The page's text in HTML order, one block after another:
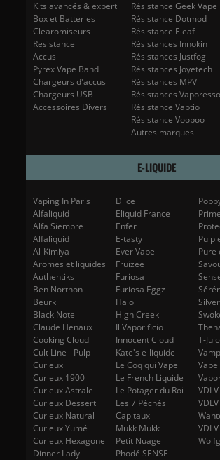
Kits avancés & expert
Box et Batteries
Clearomiseurs
Resistance
Accus
Pyrex Vape Band
Chargeurs d'accus
Chargeurs USB
Accessoires Divers
Résistance Geek Vape
Résistance Dotmod
Résistance Eleaf
Résistances Innokin
Résistances Justfog
Résistances Joyetech
Résistances MPV
Résistances Vaporesso
Résistance Vaptio
Résistance Voopoo
Autres marques
E-LIQUIDE
Vaping In Paris
Alfaliquid
Alfa Siempre
Alfaliquid
Al-Kimiya
Aromes et liquides
Authentiks
Ben Northon
Beurk
Black Note
Claude Henaux
Cooking Cloud
Cult Line - Pulp
Curieux
Curieux 1900
Curieux Astrale
Curieux Dessert
Curieux Natural
Curieux Yumé
Curieux Hexagone
Dinner Lady
Dlice
Eliquid France
Enfer
E-tasty
Ever Vape
Fruizee
Furiosa
Furiosa Eggz
Halo
High Creek
Il Vaporificio
Innocent Cloud
Kate's e-liquide
Le Coq qui Vape
Le French Liquide
Le Potager du Roi
Les 7 Péchés
Capitaux
Mukk Mukk
Petit Nuage
Phodé SENSE
Pulp
Pure
T-
VDLV